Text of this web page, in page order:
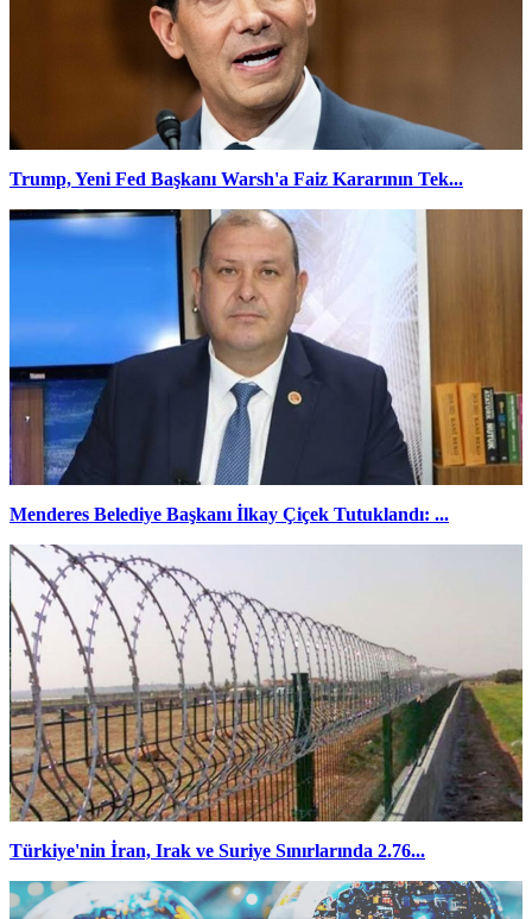
Trump, Yeni Fed Başkanı Warsh'a Faiz Kararının Tek...
Menderes Belediye Başkanı İlkay Çiçek Tutuklandı: ...
Türkiye'nin İran, Irak ve Suriye Sınırlarında 2.76...